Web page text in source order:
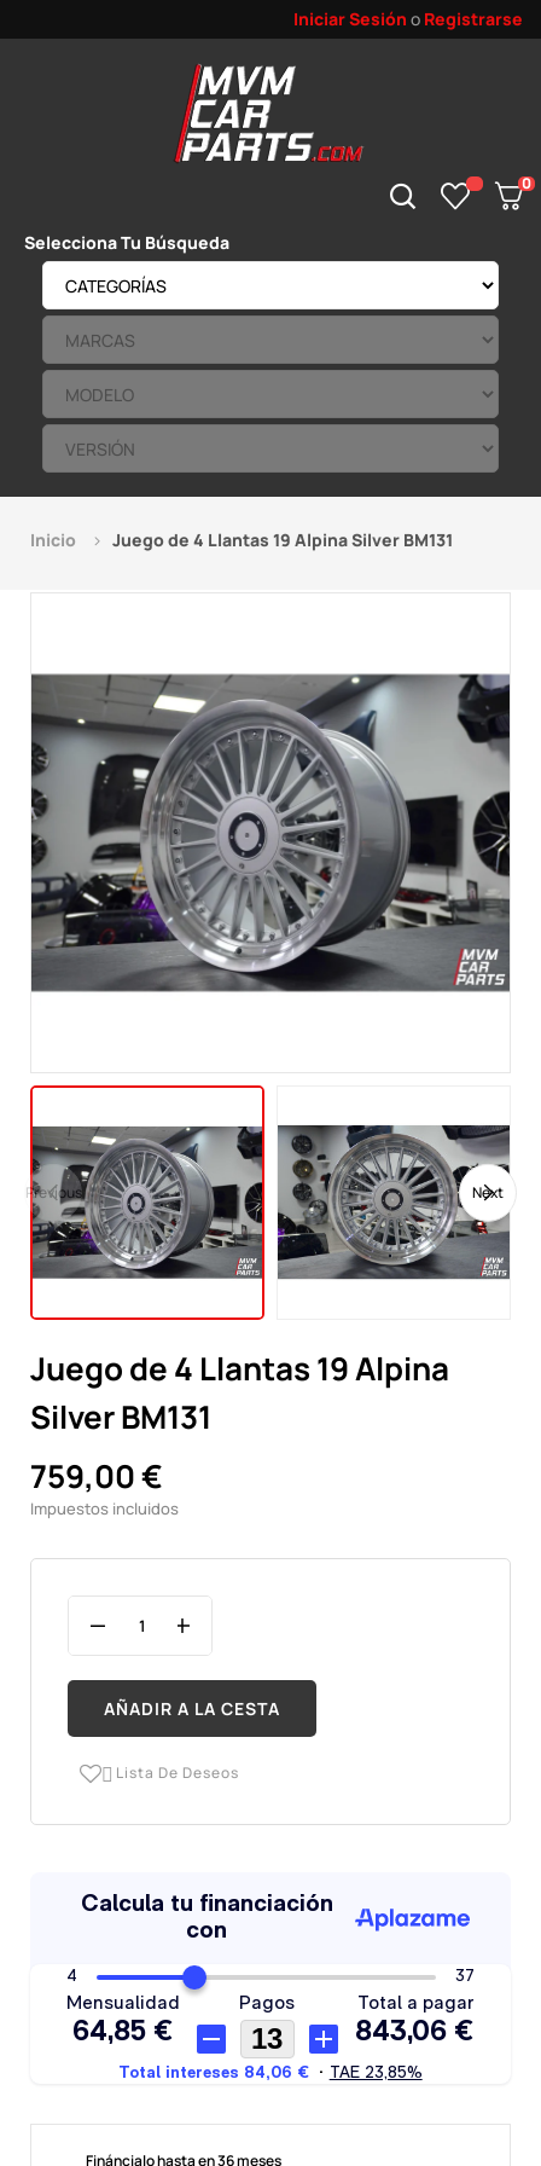
Iniciar Sesión o Registrarse
0
Selecciona Tu Búsqueda
Inicio Juego de 4 Llantas 19 Alpina Silver BM131
Previous Next
Juego de 4 Llantas 19 Alpina
Silver BM131
759,00 €
Impuestos incluidos
AÑADIR A LA CESTA
 Lista De Deseos
Fináncialo hasta en 36 meses